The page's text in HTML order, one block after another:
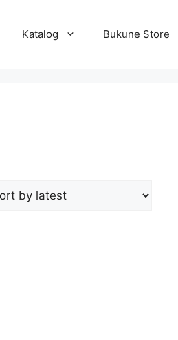
Katalog Bukune Store